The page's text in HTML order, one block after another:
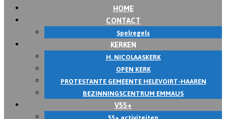
HOME
CONTACT
Spelregels
KERKEN
H. NICOLAASKERK
OPEN KERK
PROTESTANTE GEMEENTE HELEVOIRT-HAAREN
BEZINNINGSCENTRUM EMMAUS
V55+